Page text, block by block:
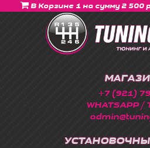
В Корзине 1 на сумму 2 500
+7 (921)
WHATSAPP /